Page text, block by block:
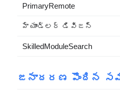
PrimaryRemote
హ్యాండ్లర్ డివిజన్
SkilledModuleSearch
జనాదరణ పొందిన